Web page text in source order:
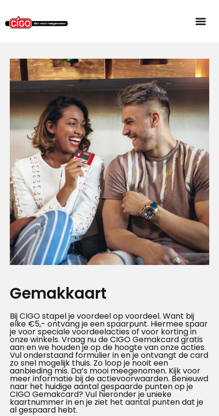
Gemakkaart
Bij CIGO stapel je voordeel op voordeel. Want bij
elke €5,- ontvang je een spaarpunt. Hiermee spaar
je voor speciale voordeelacties of voor korting in
onze winkels. Vraag nu de CIGO Gemakcard gratis
aan en we houden je op de hoogte van onze acties.
Vul onderstaand formulier in en je ontvangt de card
zo snel mogelijk thuis. Zo loop je nooit een
aanbieding mis. Da’s mooi meegenomen. Kijk voor
meer informatie bij de actievoorwaarden. Benieuwd
naar het huidige aantal gespaarde punten op je
CIGO Gemakcard? Vul hieronder je unieke
kaartnummer in en je ziet het aantal punten dat je
al gespaard hebt.